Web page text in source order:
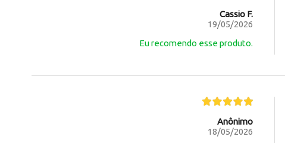
Cassio F.
19/05/2026
Eu recomendo esse produto.
Anônimo
18/05/2026